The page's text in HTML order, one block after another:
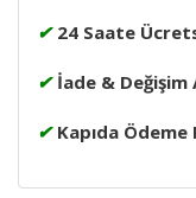
✔ 24 Saate
✔ İade & Değişim
✔ Kapıda Ödeme